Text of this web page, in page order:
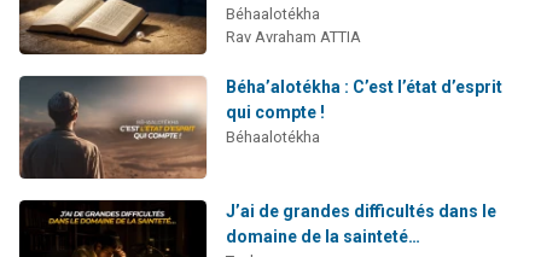
Béhaalotékha
Rav Avraham ATTIA
Béha’alotékha : C’est l’état d’esprit
qui compte !
Béhaalotékha
J’ai de grandes difficultés dans le
domaine de la sainteté…